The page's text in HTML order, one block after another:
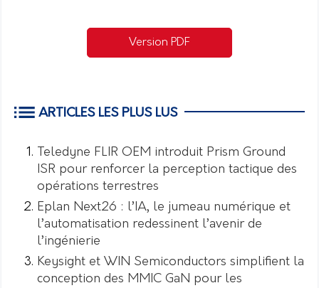
Version PDF
ARTICLES LES PLUS LUS
Teledyne FLIR OEM introduit Prism Ground
ISR pour renforcer la perception tactique des
opérations terrestres
Eplan Next26 : l’IA, le jumeau numérique et
l’automatisation redessinent l’avenir de
l’ingénierie
Keysight et WIN Semiconductors simplifient la
conception des MMIC GaN pour les